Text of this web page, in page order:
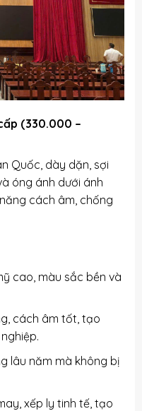
(330.000 –
Quốc, dày dặn, sợi
óng ánh dưới ánh
cách âm, chống
cao, màu sắc bền và
cách âm tốt, tạo
lâu năm mà không bị
xếp ly tinh tế, tạo